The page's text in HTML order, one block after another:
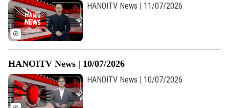
HANOITV News | 11/07/2026
HANOITV News | 10/07/2026
HANOITV News | 10/07/2026